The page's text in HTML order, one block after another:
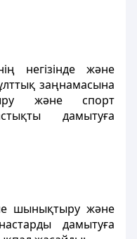
негізінде және
заңнамасына
және спорт
дамытуға
шынықтыру және
дамытуға